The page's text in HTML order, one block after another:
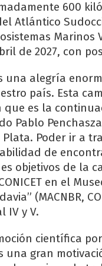
600
Atlántico
de 2027, con
una alegría
país. Esta
que es la
Pablo
Poder ir a
de
objetivos de la
en el
(MACNBR,
IV y V.
científica
una gran